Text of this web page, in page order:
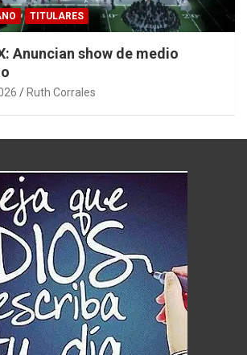
TITULARES
Anuncian show de medio
Ruth Corrales